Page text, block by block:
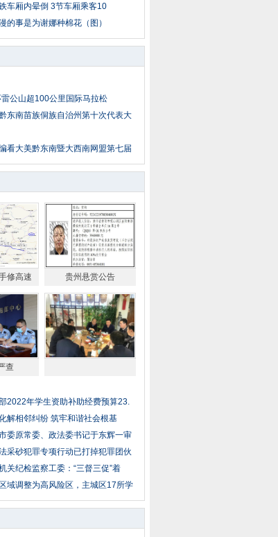
车厢内晕倒 3节车厢乘客10
的事是为谢娜种棉花（图）
公山超100公里国际马拉松
东南苗族侗族自治州第十次代表大
看大美黔东南暨大西南网盟第七届
修高速 贵州悬赏公告
查
2022年学生资助补助经费预算23.
解相邻纠纷 筑牢和谐社会根基
委原常委、政法委书记于东辉一审
采砂犯罪专项行动已打掉犯罪团伙
关纪检监察工委：“三督三促”着
域调整为高风险区，主城区17所学